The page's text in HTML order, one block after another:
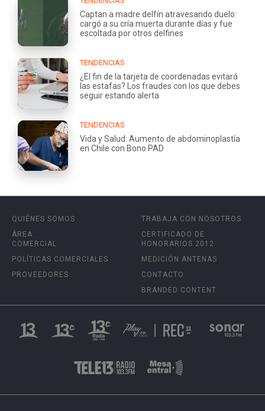
Captan a madre delfín atravesando duelo:
cargó a su cría muerta durante días y fue
escoltada por otros delfines
TENDENCIAS
¿El fin de la tarjeta de coordenadas evitará
las estafas? Los fraudes con los que debes
seguir estando alerta
TENDENCIAS
Vida y Salud: Aumento de abdominoplastía
en Chile con Bono PAD
QUIÉNES SOMOS
ÁREA
COMERCIAL
POLÍTICAS COMERCIALES
PROVEEDORES
TRABAJA CON NOSOTROS
CERTIFICADO DE
HONORARIOS 2012
MEDICIÓN ANTENAS
CONTACTO
BRANDED CONTENT